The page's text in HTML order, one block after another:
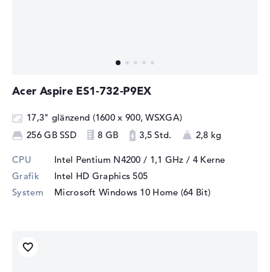
Acer Aspire ES1-732-P9EX
17,3" glänzend (1600 x 900, WSXGA)
256 GB SSD
8 GB 3,5 Std. 2,8 kg
CPU Intel Pentium N4200 / 1,1 GHz / 4 Kerne
Grafik
Intel HD Graphics 505
System
Microsoft Windows 10 Home (64 Bit)